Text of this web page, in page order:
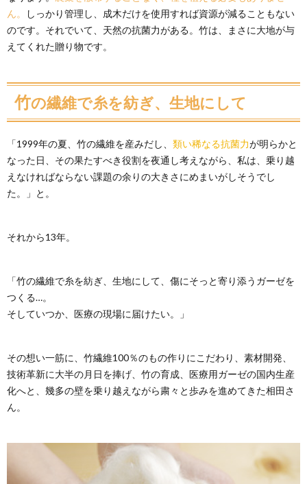
ん。
しっかり管理し、成木だけを使用すれば資源が減ることもない
のです。それでいて、天然の抗菌力がある。竹は、まさに大地が与
えてくれた贈り物です。
竹の繊維で糸を紡ぎ、生地にして
「1999年の夏、竹の繊維を産みだし、 類い稀なる抗菌力が明らかと
なった日、その果たすべき役割を夜通し考えながら、私は、乗り越
えなければならない課題の余りの大きさにめまいがしそうでし
た。」と。
それから13年。
「竹の繊維で糸を紡ぎ、生地にして、傷にそっと寄り添うガーゼを
つくる…。
そしていつか、医療の現場に届けたい。」
その想い一筋に、竹繊維100％のもの作りにこだわり、素材開発、
技術革新に大半の月日を捧げ、竹の育成、医療用ガーゼの国内生産
化へと、幾多の壁を乗り越えながら粛々と歩みを進めてきた相田さ
ん。